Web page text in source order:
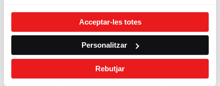
Acceptar-les totes
Personalitzar
Rebutjar
Més funcionalitats amb
l’app SMOU
Descobreix com utilitzar el servei
d’una manera ràpida i còmoda.